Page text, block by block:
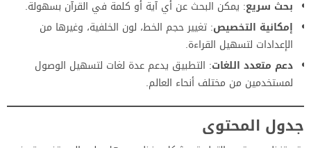
بحث سريع: يمكن البحث عن أي آية أو كلمة في القرآن بسهولة.
إمكانية التخصيص: تغيير حجم الخط، لون الخلفية، وغيرها من
الإعدادات لتسهيل القراءة.
دعم متعدد اللغات: التطبيق يدعم عدة لغات لتسهيل الوصول
لمستخدمين من مختلف أنحاء العالم.
جدول المحتوى